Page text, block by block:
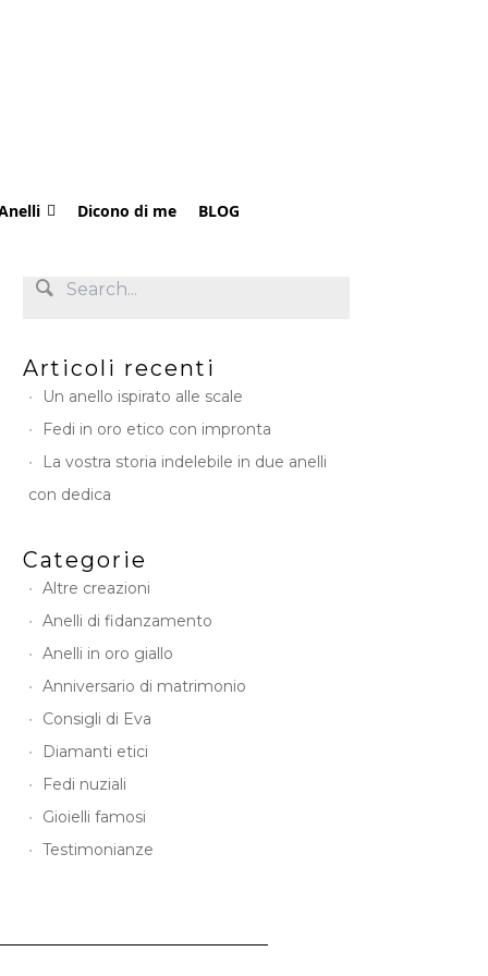
Dicono di me BLOG
Articoli recenti
Un anello ispirato alle scale
Fedi in oro etico con impronta
La vostra storia indelebile in due anelli
con dedica
Categorie
Altre creazioni
Anelli di fidanzamento
Anelli in oro giallo
Anniversario di matrimonio
Consigli di Eva
Diamanti etici
Fedi nuziali
Gioielli famosi
Testimonianze